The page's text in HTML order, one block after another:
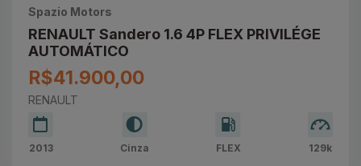
Spazio Motors
RENAULT Sandero 1.6 4P FLEX PRIVILÉGE
AUTOMÁTICO
R$41.900,00
RENAULT
2013 Cinza FLEX 129k